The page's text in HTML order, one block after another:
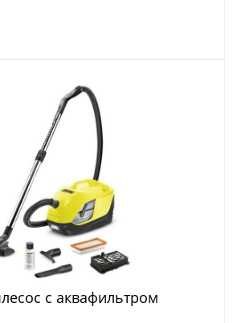
с аквафильтром